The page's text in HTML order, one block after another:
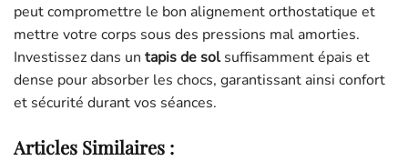
peut compromettre le bon alignement orthostatique et
mettre votre corps sous des pressions mal amorties.
Investissez dans un tapis de solsuffisamment épais et
dense pour absorber les chocs, garantissant ainsi confort
et sécurité durant vos séances.
Articles Similaires :